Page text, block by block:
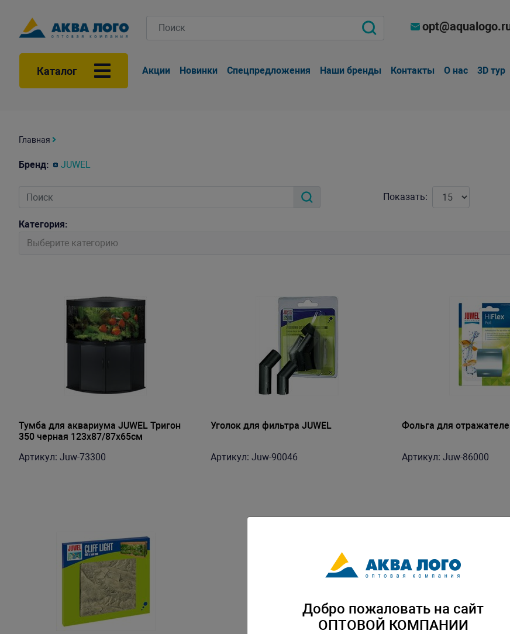
Каталог Акции Новинки Спецпредложения Наши бренды Контакты О нас 3D тур
Главная
Бренд: JUWEL
Показать:
Категория:
Выберите категорию
Тумба для аквариума JUWEL Тригон
350 черная 123x87/87x65см
Артикул: Juw-73300
Уголок для фильтра JUWEL
Артикул: Juw-90046
Фольга для
Артикул: Juw-86000
Добро пожаловать на сайт
ОПТОВОЙ КОМПАНИИ